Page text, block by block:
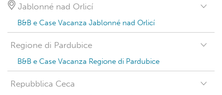
Jablonné nad Orlicí
B&B e Case Vacanza Jablonné nad Orlicí
Regione di Pardubice
B&B e Case Vacanza Regione di Pardubice
Repubblica Ceca